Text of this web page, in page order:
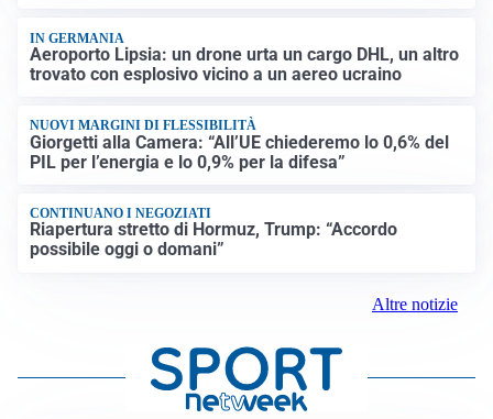
IN GERMANIA
Aeroporto Lipsia: un drone urta un cargo DHL, un altro
trovato con esplosivo vicino a un aereo ucraino
NUOVI MARGINI DI FLESSIBILITÀ
Giorgetti alla Camera: “All’UE chiederemo lo 0,6% del
PIL per l’energia e lo 0,9% per la difesa”
CONTINUANO I NEGOZIATI
Riapertura stretto di Hormuz, Trump: “Accordo
possibile oggi o domani”
Altre notizie